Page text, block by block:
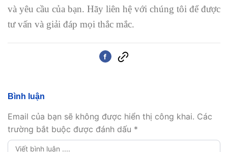
và yêu cầu của bạn. Hãy liên hệ với chúng tôi để được
tư vấn và giải đáp mọi thắc mắc.
Bình luận
Email của bạn sẽ không được hiển thị công khai. Các
trường bắt buộc được đánh dấu *